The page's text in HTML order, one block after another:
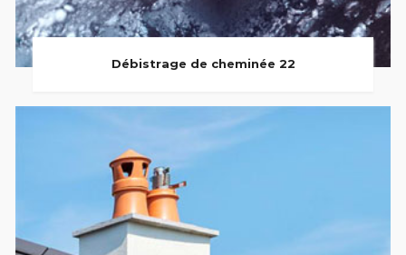
Débistrage de cheminée 22